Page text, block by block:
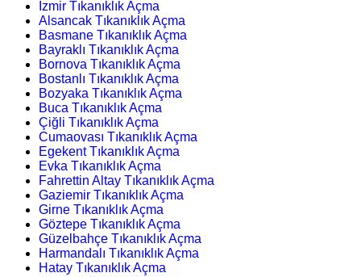
İzmir Tıkanıklık Açma
Alsancak Tıkanıklık Açma
Basmane Tıkanıklık Açma
Bayraklı Tıkanıklık Açma
Bornova Tıkanıklık Açma
Bostanlı Tıkanıklık Açma
Bozyaka Tıkanıklık Açma
Buca Tıkanıklık Açma
Çiğli Tıkanıklık Açma
Cumaovası Tıkanıklık Açma
Egekent Tıkanıklık Açma
Evka Tıkanıklık Açma
Fahrettin Altay Tıkanıklık Açma
Gaziemir Tıkanıklık Açma
Girne Tıkanıklık Açma
Göztepe Tıkanıklık Açma
Güzelbahçe Tıkanıklık Açma
Harmandalı Tıkanıklık Açma
Hatay Tıkanıklık Açma